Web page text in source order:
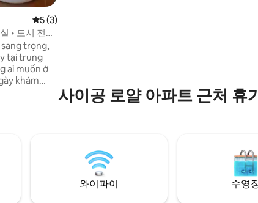
평점 5점(5점 만점), 후기 3개
5 (3)
• 도시 전망
trọng,
tại trung
ai muốn ở
khám
đến kỳ nghỉ
ích xung
nhà hàng,
사이공 로얄 아파트 근처 휴
와이파이 수영